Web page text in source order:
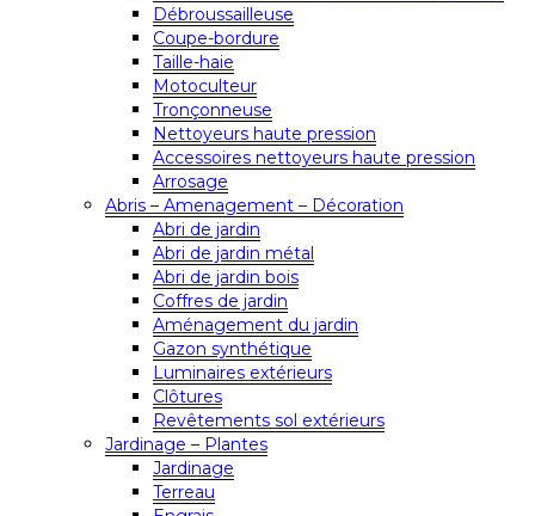
Débroussailleuse
Coupe-bordure
Taille-haie
Motoculteur
Tronçonneuse
Nettoyeurs haute pression
Accessoires nettoyeurs haute pression
Arrosage
Abris – Amenagement – Décoration
Abri de jardin
Abri de jardin métal
Abri de jardin bois
Coffres de jardin
Aménagement du jardin
Gazon synthétique
Luminaires extérieurs
Clôtures
Revêtements sol extérieurs
Jardinage – Plantes
Jardinage
Terreau